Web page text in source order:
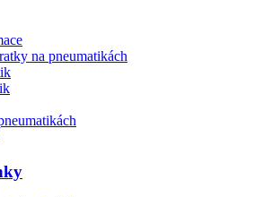
na pneumatikách